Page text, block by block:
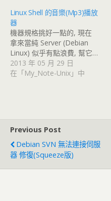
Linux Shell 的音樂(Mp3)播放
器
機器規格挑好一點的, 現在
拿來當純 Server (Debian
Linux) 似乎有點浪費, 幫它…
2013 年 05 月 29 日
在「My_Note-Unix」中
Previous Post
Debian SVN 無法連接伺服
器 修復(squeeze版)